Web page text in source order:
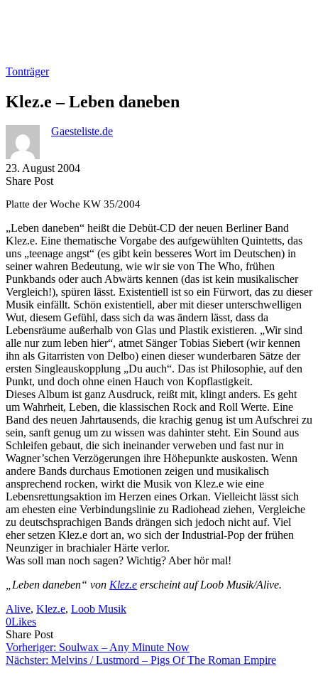
Tonträger
Klez.e – Leben daneben
Gaesteliste.de
23. August 2004
Share PostShare
Facebook
Copy
to
Send
via
Platte der Woche KW 35/2004
„Leben daneben“ heißt die Debüt-CD der neuen Berliner Band
Klez.e. Eine thematische Vorgabe des aufgewühlten Quintetts, das
uns „teenage angst“ (es gibt kein besseres Wort im Deutschen) in
seiner wahren Bedeutung, wie wir sie von The Who, frühen
Punkbands oder auch Abwärts kennen (das ist kein musikalischer
Vergleich!), spüren lässt. Existentiell ist so ein Fürwort, das zu dieser
Musik einfällt. Schön existentiell, aber mit dieser unterschwelligen
Wut, diesem Gefühl, dass sich da was ändern lässt, dass da
Lebensräume außerhalb von Glas und Plastik existieren. „Wir sind
alle nur zum leben hier“, atmet Sänger Tobias Siebert (wir kennen
ihn als Gitarristen von Delbo) einen dieser wunderbaren Sätze der
ersten Singleauskopplung „Du auch“. Das ist Philosophie, auf den
Punkt, und doch ohne einen Hauch von Kopflastigkeit.
Dieses Album ist ganz Ausdruck, reißt mit, klingt anders. Es geht
um Wahrheit, Leben, die klassischen Rock and Roll Werte. Eine
Band des neuen Jahrtausends, die krachig genug ist um Aufschrei zu
sein, sanft genug um zu wissen was dahinter steht. Ein Sound aus
Schleifen gebaut, die sich ineinander verweben und fast nur in
Wagner’schen Verzögerungen ihre Höhepunkte auskosten. Wenn
andere Bands durchaus Emotionen zeigen und musikalisch
ansprechend rocken, wirkt die Musik von Klez.e wie eine
Lebensrettungsaktion im Herzen eines Orkan. Vielleicht lässt sich
am ehesten eine Verbindungslinie zu Radiohead ziehen, Vergleiche
zu deutschsprachigen Bands drängen sich jedoch nicht auf. Viel
eher setzen Klez.e dort an, wo sich der Industrial-Pop der frühen
Neunziger in brachialer Härte verlor.
Was soll man noch sagen? Wichtig? Aber hör mal!
„Leben daneben“ von Klez.e erscheint auf Loob Musik/Alive.
Alive, Klez.e, Loob Musik
0Likes
Share PostShare
on
Facebook
Copy
URL
to
Send
Link
via
Vorheriger: Soulwax – Any Minute Now
Nächster: Melvins / Lustmord – Pigs Of The Roman Empire